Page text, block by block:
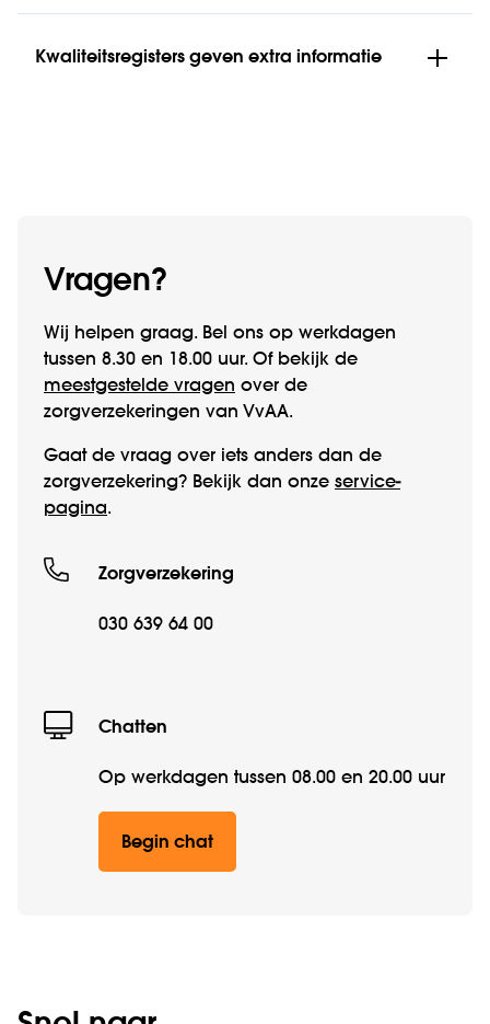
Kwaliteitsregisters geven extra informatie
Vragen?
Wij helpen graag. Bel ons op werk­­dagen
tussen 8.30 en 18.00 uur. Of bekijk de
meestgestelde vragen over de
zorgverzekeringen van VvAA.
Gaat de vraag over iets anders dan de
zorgverzekering? Bekijk dan onze service­
pagina.
Zorgverzekering
030 639 64 00
Chatten
Op werkdagen tussen 08.00 en 20.00 uur
Begin chat